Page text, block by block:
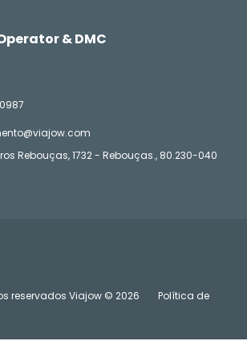
& DMC
Rebouças, 1732 - Rebouças., 80.230-040
reservados Viajow © 2026
Política de